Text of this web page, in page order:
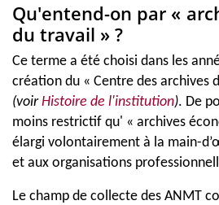
Qu'entend-on par «
du travail » ?
Ce terme a été choisi dans les
création du « Centre des archives
(voirHistoire de l'institution). De
moins restrictif qu' « archives
élargi volontairement à la main-
et aux organisations
Le champ de collecte des ANMT